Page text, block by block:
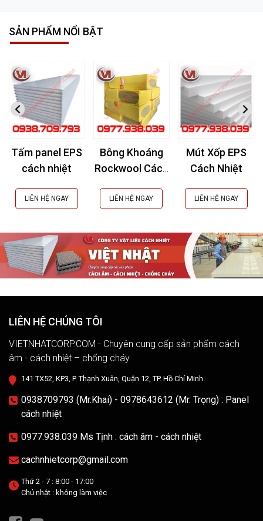
SẢN PHẨM NỔI BẬT
Tấm panel EPS
cách nhiệt
LIÊN HỆ NGAY
Bông Khoáng
Rockwool Cách
Chống Cháy
LIÊN HỆ NGAY
Mút Xốp EPS
Cách Nhiệt
LIÊN HỆ NGAY
LIÊN HỆ CHÚNG TÔI
VIETNHATCORP.COM - Chuyên cung cấp sản phẩm cách
âm - cách nhiệt – chống cháy
141 TX52, KP3, P. Thạnh Xuân, Quận 12, TP. Hồ Chí Minh
0938709793 (Mr.Khai) - 0978643612 (Mr. Trọng) : Panel
cách nhiệt
0977.938.039 Ms Tịnh : cách âm - cách nhiệt
cachnhietcorp@gmail.com
Thứ 2 - 7 : 8:00 - 17:00
Chủ nhật : không làm việc